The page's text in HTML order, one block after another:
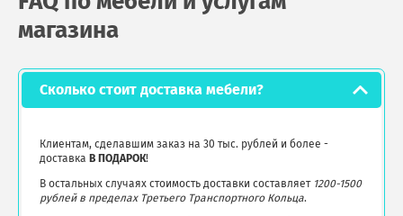
магазина
Сколько стоит доставка мебели?
Клиентам, сделавшим заказ на 30 тыс. рублей и более -
доставка В ПОДАРОК!
В остальных случаях стоимость доставки составляет 1200-1500
рублей в пределах Третьего Транспортного Кольца.